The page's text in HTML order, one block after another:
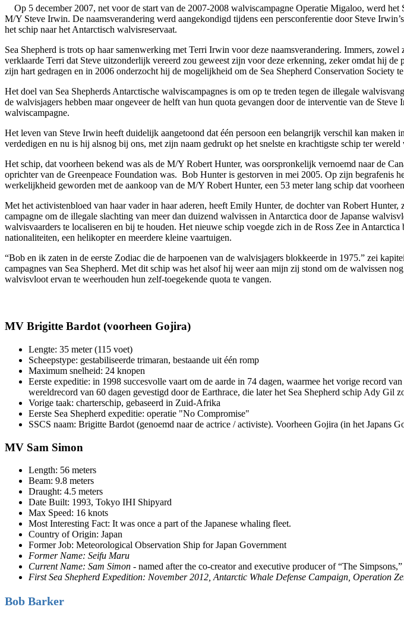
Op 5 december 2007, net voor de start van de 2007-2008 walviscampagne Operatie Migaloo, werd
M/Y Steve Irwin. De naamsverandering werd aangekondigd tijdens een persconferentie door Steve
het schip naar het Antarctisch walvisreservaat.
Sea Shepherd is trots op haar samenwerking met Terri Irwin voor deze naamsverandering. Immers,
verklaarde Terri dat Steve uitzonderlijk vereerd zou geweest zijn voor deze erkenning, zeker omdat hij de
zijn hart gedragen en in 2006 onderzocht hij de mogelijkheid om de Sea Shepherd Conservation Society
Het doel van Sea Shepherds Antarctische walviscampagnes is om op te treden tegen de illegale
de walvisjagers hebben maar ongeveer de helft van hun quota gevangen door de interventie van de
walviscampagne.
Het leven van Steve Irwin heeft duidelijk aangetoond dat één persoon een belangrijk verschil kan
verdedigen en nu is hij alsnog bij ons, met zijn naam gedrukt op het snelste en krachtigste schip ter
Het schip, dat voorheen bekend was als de M/Y Robert Hunter, was oorspronkelijk vernoemd naar de
oprichter van de Greenpeace Foundation was. Bob Hunter is gestorven in mei 2005. Op zijn begrafenis
werkelijkheid geworden met de aankoop van de M/Y Robert Hunter, een 53 meter lang schip dat
Met het activistenbloed van haar vader in haar aderen, heeft Emily Hunter, de dochter van Robert
campagne om de illegale slachting van meer dan duizend walvissen in Antarctica door de Japanse
walvisvaarders te localiseren en bij te houden. Het nieuwe schip voegde zich in de Ross Zee in
nationaliteiten, een helikopter en meerdere kleine vaartuigen.
“Bob en ik zaten in de eerste Zodiac die de harpoenen van de walvisjagers blokkeerde in 1975.” zei
campagnes van Sea Shepherd. Met dit schip was het alsof hij weer aan mijn zij stond om de walvissen
walvisvloot ervan te weerhouden hun zelf-toegekende quota te vangen.
MV Brigitte Bardot (voorheen Gojira)
Lengte: 35 meter (115 voet)
Scheepstype: gestabiliseerde trimaran, bestaande uit één romp
Maximum snelheid: 24 knopen
Eerste expeditie: in 1998 succesvolle vaart om de aarde in 74 dagen, waarmee het vorige record
wereldrecord van 60 dagen gevestigd door de Earthrace, die later het Sea Shepherd schip Ady Gil
Vorige taak: charterschip, gebaseerd in Zuid-Afrika
Eerste Sea Shepherd expeditie: operatie "No Compromise"
SSCS naam: Brigitte Bardot (genoemd naar de actrice / activiste). Voorheen Gojira (in het Japans
MV Sam Simon
Length: 56 meters
Beam: 9.8 meters
Draught: 4.5 meters
Date Built: 1993, Tokyo IHI Shipyard
Max Speed: 16 knots
Most Interesting Fact: It was once a part of the Japanese whaling fleet.
Country of Origin: Japan
Former Job: Meteorological Observation Ship for Japan Government
Former Name: Seifu Maru
Current Name: Sam Simon - named after the co-creator and executive producer of “The
First Sea Shepherd Expedition: November 2012, Antarctic Whale Defense Campaign, Operation
Bob Barker